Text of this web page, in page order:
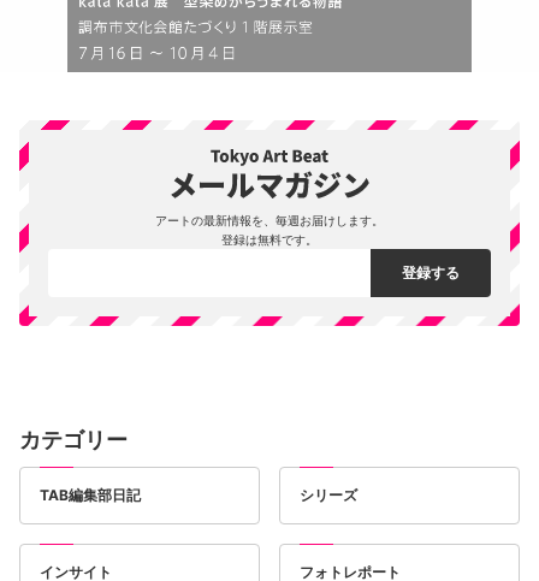
アートの最新情報を、毎週お届けします。
登録は無料です。
カテゴリー
TAB編集部日記 シリーズ
インサイト フォトレポート